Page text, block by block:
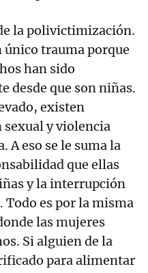
la polivictimización.
único trauma porque
han sido
desde que son niñas.
existen
sexual y violencia
A eso se le suma la
que ellas
y la interrupción
Todo es por la misma
las mujeres
Si alguien de la
para alimentar